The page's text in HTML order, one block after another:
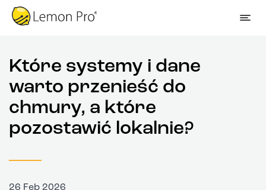
Które systemy i dane
warto przenieść do
chmury, a które
pozostawić lokalnie?
26 Feb 2026